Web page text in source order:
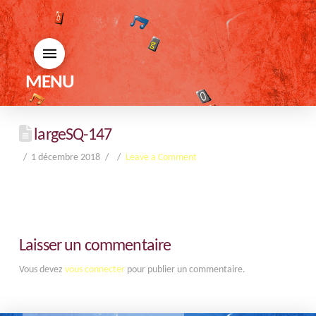
MENU
largeSQ-147
1 décembre 2018 Leave a Comment
Laisser un commentaire
Vous devez vous connecterpour publier un commentaire.